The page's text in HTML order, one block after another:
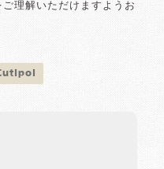
理解いただけますようお